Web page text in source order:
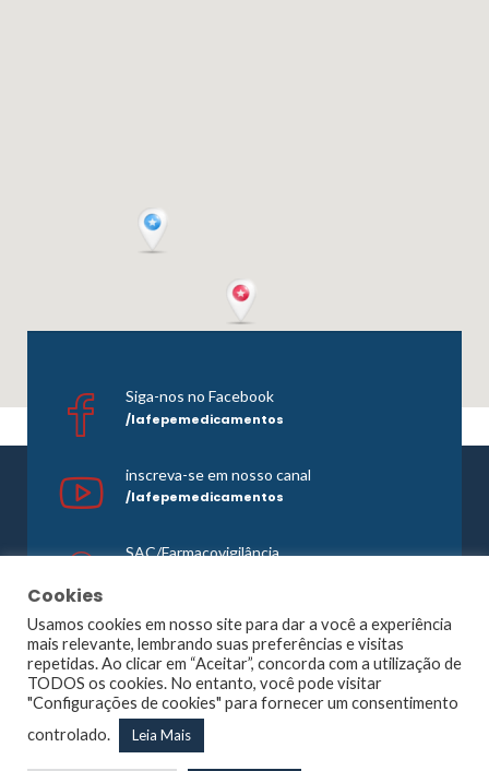
Siga-nos no Facebook
/lafepemedicamentos
inscreva-se em nosso canal
/lafepemedicamentos
SAC/Farmacovigilância
©1965 - 2026 Todos os direitos reservados. Lafepe |
Wordpress Optimized byAgência Planner
Largo de Dois Irmãos, 1117, Dois Irmãos – Recife – PE |
CNPJ: 10.877.926/0001-13
Cookies
Usamos cookies em nosso site para dar a você a experiência
mais relevante, lembrando suas preferências e visitas
repetidas. Ao clicar em “Aceitar”, concorda com a utilização de
TODOS os cookies. No entanto, você pode visitar
"Configurações de cookies" para fornecer um consentimento
controlado.
Leia Mais